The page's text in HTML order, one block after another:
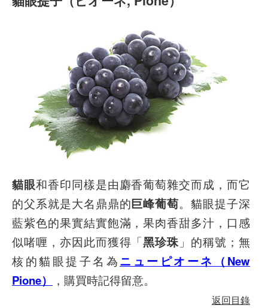
貓眼和香印同樣是由麝香葡萄雜交而成，而它
的父系就是大名鼎鼎的巨峰葡萄。貓眼提子深
藍紫色的果實結實飽滿，果肉香甜多汁，口感
似啫喱，亦因此而獲得「黑珍珠 」的稱號；無
核的貓眼提子名為ニューピオーネ（New
Pione）
，購買時記得留意。
返回目錄